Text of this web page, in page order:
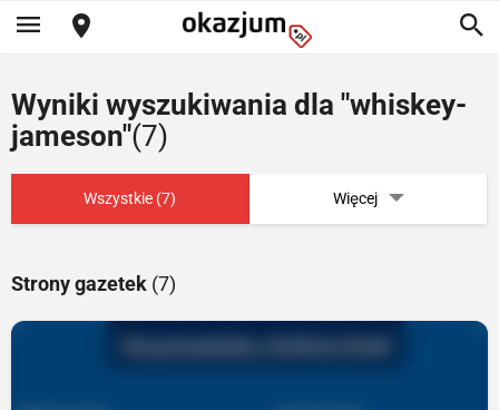
Wyniki wyszukiwania dla "whiskey-
jameson"(7)
Wszystkie (7) Więcej
Strony gazetek (7)